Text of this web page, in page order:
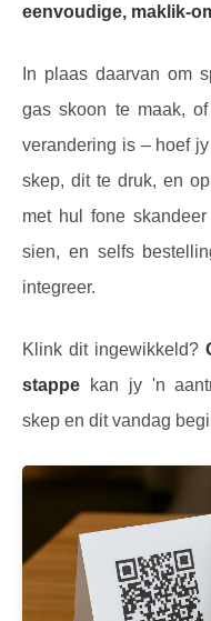
eenvoudige, maklik-
In plaas daarvan om
gas skoon te maak,
verandering is – hoef
skep, dit te druk, en
met hul fone
sien, en selfs
integreer.
Klink dit ingewikkeld?
stappe kan jy 'n
skep en dit vandag